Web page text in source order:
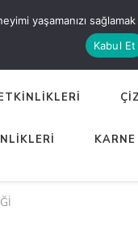
yaşamanızı
Kabul Et